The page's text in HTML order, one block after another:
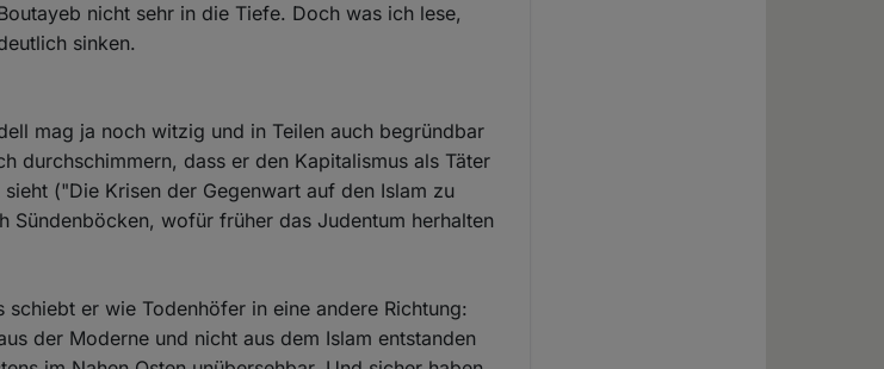
nicht sehr in die Tiefe. Doch was ich lese,
sinken.
mag ja noch witzig und in Teilen auch begründbar
durchschimmern, dass er den Kapitalismus als Täter
("Die Krisen der Gegenwart auf den Islam zu
Sündenböcken, wofür früher das Judentum herhalten
er wie Todenhöfer in eine andere Richtung:
der Moderne und nicht aus dem Islam entstanden